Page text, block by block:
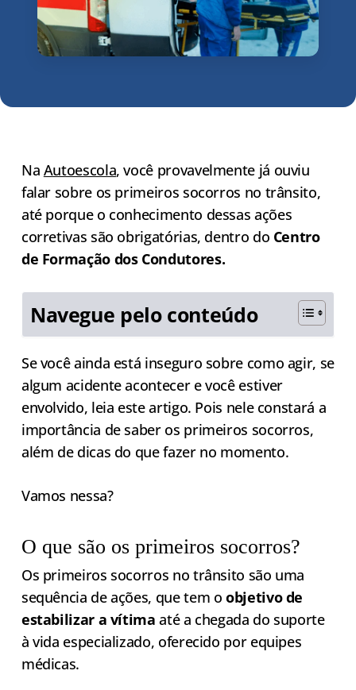
Na Autoescola, você provavelmente já ouviu
falar sobre os primeiros socorros no trânsito,
até porque o conhecimento dessas ações
corretivas são obrigatórias, dentro do Centro
de Formação dos Condutores.
Navegue pelo conteúdo
Se você ainda está inseguro sobre como agir, se
algum acidente acontecer e você estiver
envolvido, leia este artigo. Pois nele constará a
importância de saber os primeiros socorros,
além de dicas do que fazer no momento.
Vamos nessa?
O que são os primeiros socorros?
Os primeiros socorros no trânsito são uma
sequência de ações, que tem oobjetivo de
estabilizar a vítima até a chegada do suporte
à vida especializado, oferecido por equipes
médicas.